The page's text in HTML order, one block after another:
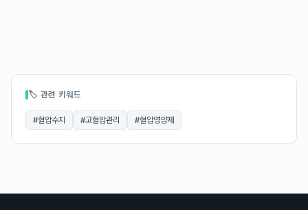
🏷 관련 키워드
#혈압수치 #고혈압관리 #혈압영양제